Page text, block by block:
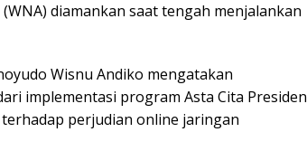
diamankan saat tengah menjalankan
Wisnu Andiko mengatakan
implementasi program Asta Cita Presiden
perjudian online jaringan